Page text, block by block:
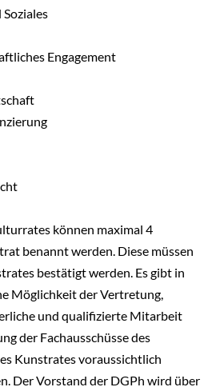
Engagement
können maximal 4
benannt werden. Diese müssen
bestätigt werden. Es gibt in
Möglichkeit der Vertretung,
und qualifizierte Mitarbeit
der Fachausschüsse des
Kunstrates voraussichtlich
Der Vorstand der DGPh wird über